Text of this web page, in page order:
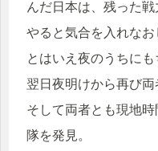
んだ日本は、残った
やると気合を入れなお
とはいえ夜のうちにも
翌日夜明けから再び両
そして両者とも現地
隊を発見。